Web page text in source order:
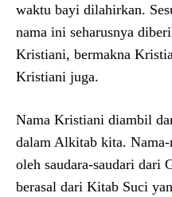
waktu bayi dilahirkan.
nama ini seharusnya
Kristiani, bermakna
Kristiani juga.
Nama Kristiani diambil
dalam Alkitab kita.
oleh saudara-saudari dari
berasal dari Kitab Suci